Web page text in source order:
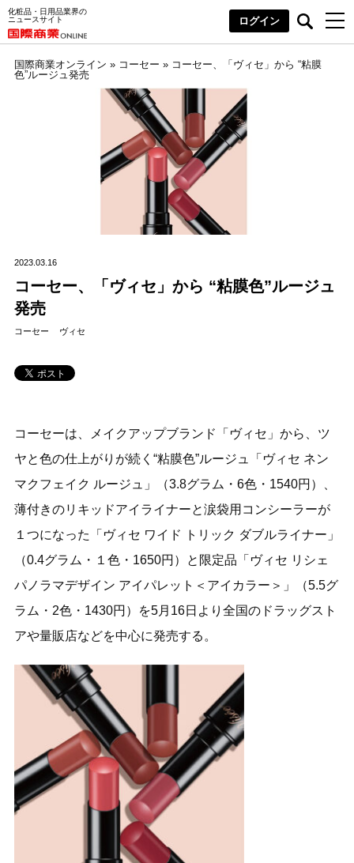
化粧品・日用品業界の
ニュースサイト
ログイン
国際商業オンライン » コーセー » コーセー、「ヴィセ」から “粘膜
色”ルージュ発売
2023.03.16
コーセー、「ヴィセ」から “粘膜色”ルージュ
発売
コーセー ヴィセ
コーセーは、メイクアップブランド「ヴィセ」から、ツ
ヤと色の仕上がりが続く“粘膜色”ルージュ「ヴィセ ネン
マクフェイク ルージュ」（3.8グラム・6色・1540円）、
薄付きのリキッドアイライナーと涙袋用コンシーラーが
１つになった「ヴィセ ワイド トリック ダブルライナー」
（0.4グラム・１色・1650円）と限定品「ヴィセ リシェ
パノラマデザイン アイパレット＜アイカラー＞」（5.5グ
ラム・2色・1430円）を5月16日より全国のドラッグスト
アや量販店などを中心に発売する。